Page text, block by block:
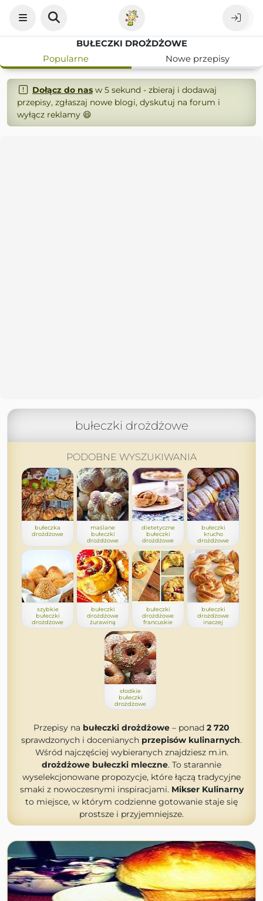
BUŁECZKI DROŻDŻOWE
Popularne
Nowe przepisy
Dołącz do nasw 5 sekund - zbieraj i dodawaj
przepisy, zgłaszaj nowe blogi, dyskutuj na forum i
wyłącz reklamy 😄
bułeczki drożdżowe
PODOBNE WYSZUKIWANIA
bułeczka
drożdżowe
maślane
bułeczki
drożdżowe
dietetyczne
bułeczki
drożdżowe
bułeczki
krucho
drożdżowe
szybkie
bułeczki
drożdżowe
bułeczki
drożdżowe
żurawiną
bułeczki
drożdżowe
francuskie
bułeczki
drożdżowe
inaczej
słodkie
bułeczki
drożdżowe
Przepisy na bułeczki drożdżowe – ponad 2 720
sprawdzonych i docenianych przepisów kulinarnych.
Wśród najczęściej wybieranych znajdziesz m.in.
drożdżowe bułeczki mleczne. To starannie
wyselekcjonowane propozycje, które łączą tradycyjne
smaki z nowoczesnymi inspiracjami. Mikser Kulinarny
to miejsce, w którym codzienne gotowanie staje się
prostsze i przyjemniejsze.